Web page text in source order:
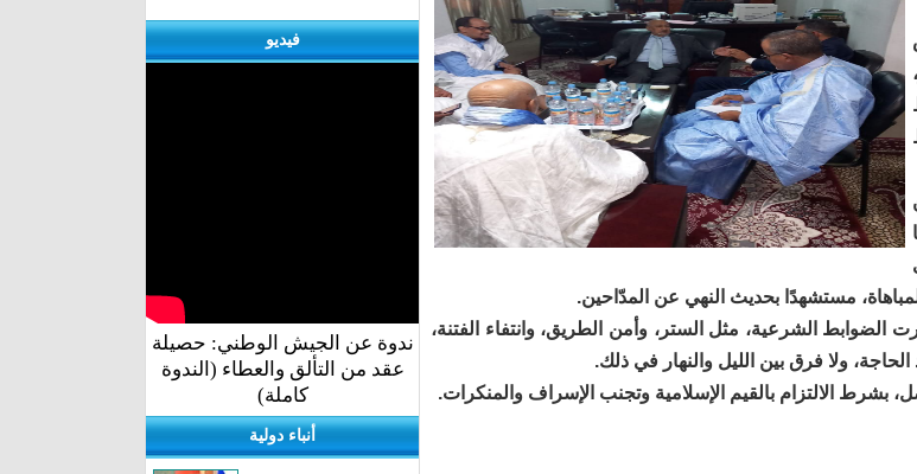
مستشهدًا بحديث النهي عن المدّاحين.
الضوابط الشرعية، مثل الستر، وأمن الطريق، وانتفاء الفتنة،
ولا فرق بين الليل والنهار في ذلك.
فيديو
ندوة عن الجيش الوطني: حصيلة
عقد من التألق والعطاء (الندوة
كاملة)
أنباء دولية